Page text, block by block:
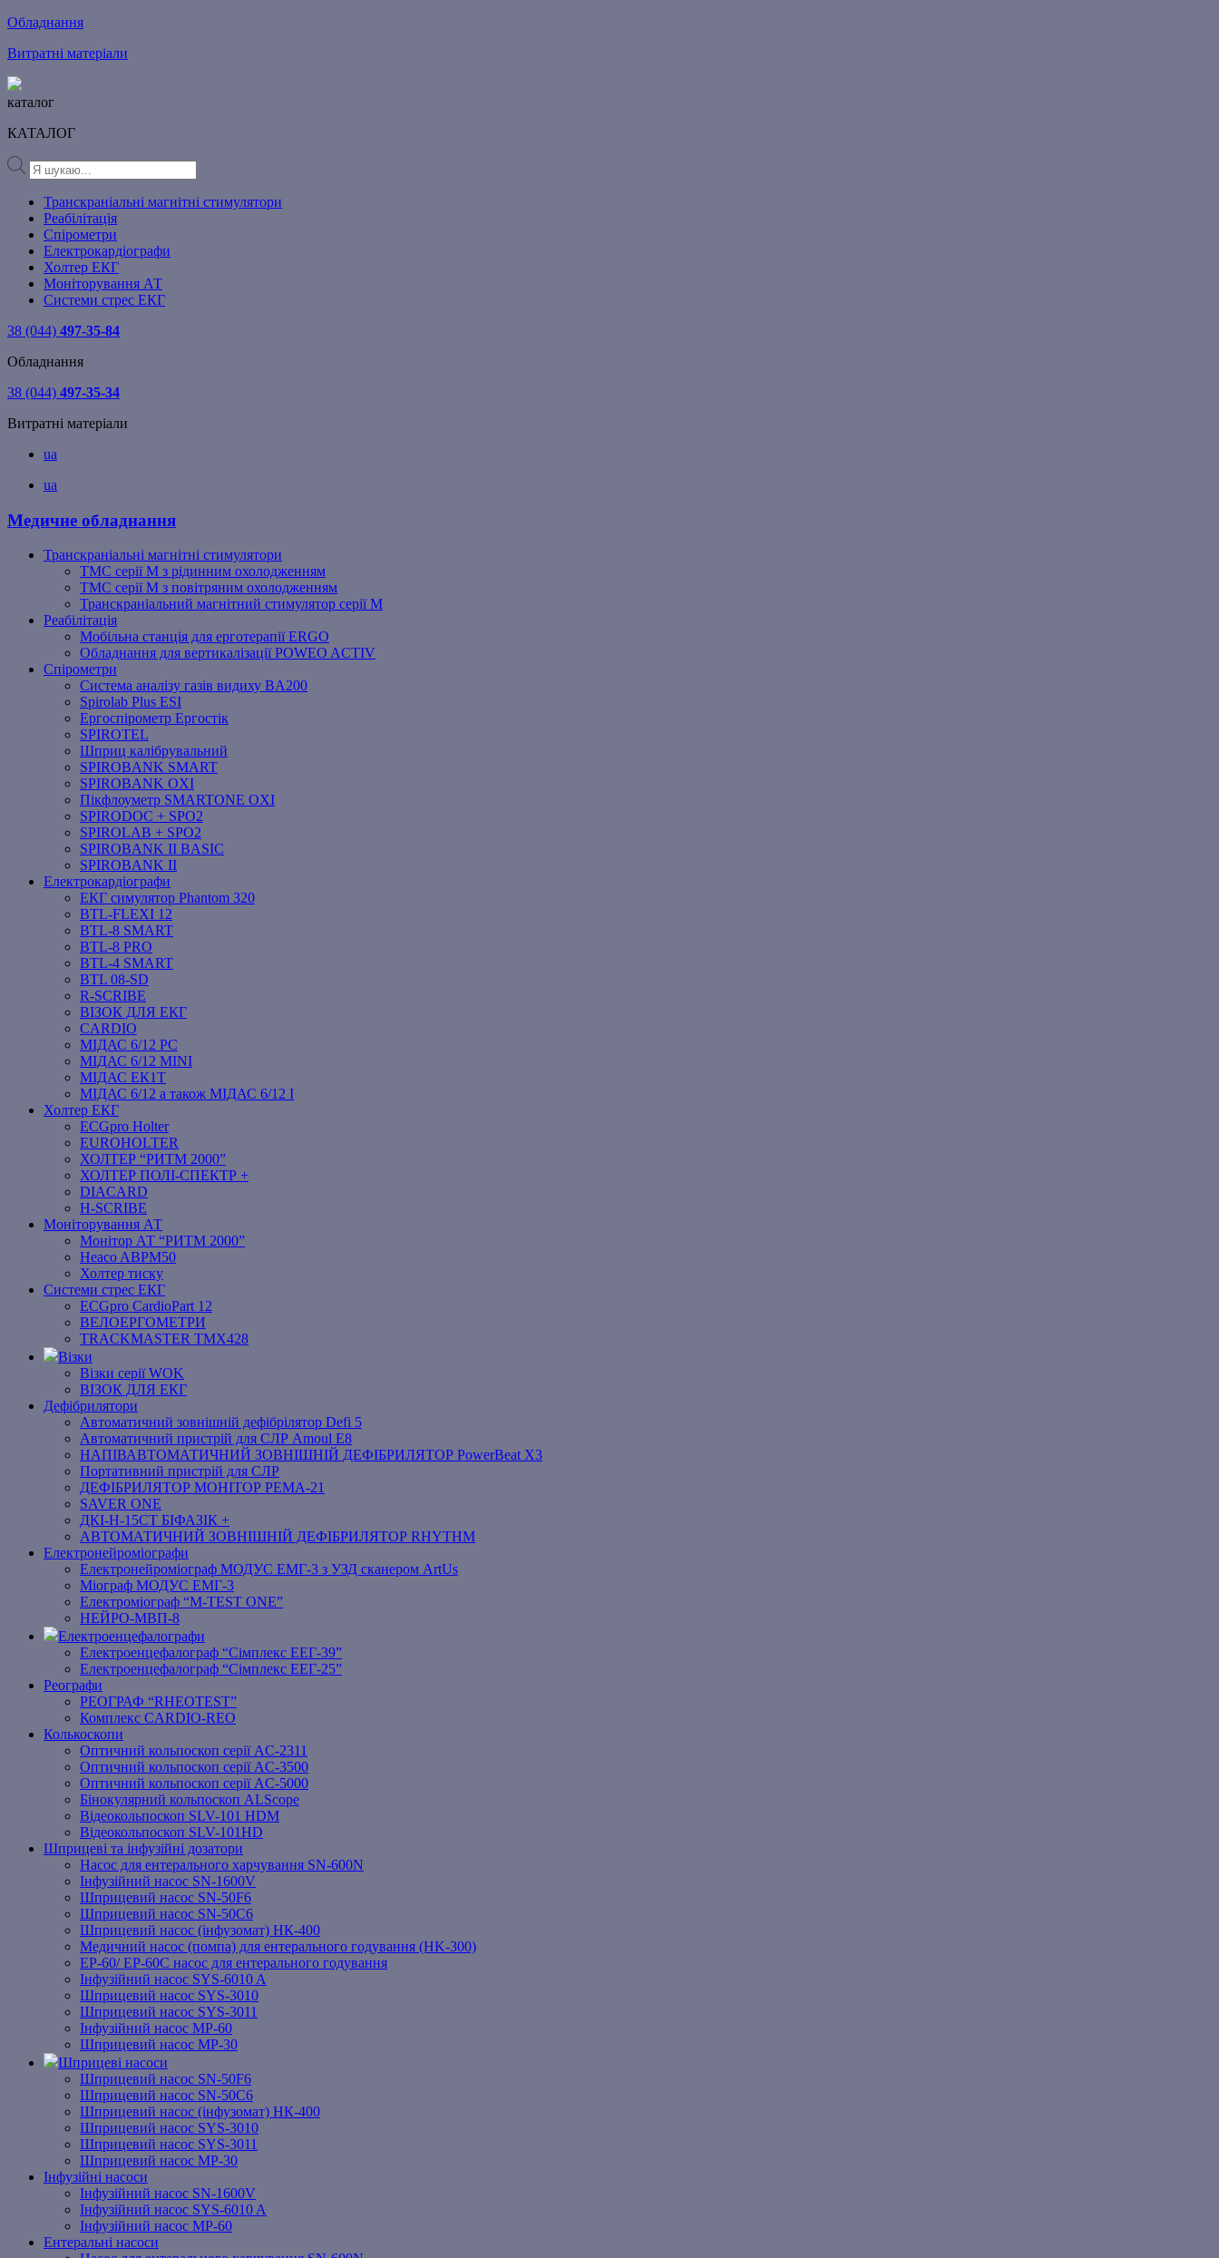
Обладнання
Витратні матеріали
каталог
КАТАЛОГ
Products
search
Транскраніальні магнітні стимулятори
Реабілітація
Спірометри
Електрокардіографи
Холтер ЕКГ
Моніторування АТ
Системи стрес ЕКГ
38 (044) 497-35-84
Обладнання
38 (044) 497-35-34
Витратні матеріали
ua
ua
Медичне обладнання
Транскраніальні магнітні стимулятори
ТМС серії M з рідинним охолодженням
ТМС серії M з повітряним охолодженням
Транскраніальний магнітний стимулятор серії M
Реабілітація
Мобільна станція для ерготерапії ERGO
Обладнання для вертикалізації POWEO ACTIV
Спірометри
Система аналізу газів видиху BA200
Spirolab Plus ESI
Ергоспірометр Ергостік
SPIROTEL
Шприц калібрувальний
SPIROBANK SMART
SPIROBANK OXI
Пікфлоуметр SMARTONE OXI
SPIRODOC + SPO2
SPIROLAB + SPO2
SPIROBANK II BASIC
SPIROBANK II
Електрокардіографи
ЕКГ симулятор Phantom 320
BTL-FLEXI 12
BTL-8 SMART
BTL-8 PRO
BTL-4 SMART
BTL 08-SD
R-SCRIBE
ВІЗОК ДЛЯ ЕКГ
CARDIO
МІДАС 6/12 PC
МІДАС 6/12 MINI
МІДАС ЕК1Т
МІДАС 6/12 а також МІДАС 6/12 І
Холтер ЕКГ
ECGpro Holter
EUROHOLTER
ХОЛТЕР “РИТМ 2000”
ХОЛТЕР ПОЛІ-СПЕКТР +
DIACARD
H-SCRIBE
Моніторування АТ
Монітор АТ “РИТМ 2000”
Heaco ABPM50
Холтер тиску
Системи стрес ЕКГ
ECGpro CardioPart 12
ВЕЛОЕРГОМЕТРИ
TRACKMASTER TMX428
Візки
Візки серії WOK
ВІЗОК ДЛЯ ЕКГ
Дефібрилятори
Автоматичний зовнішній дефібрілятор Defi 5
Автоматичний пристрій для СЛР Amoul E8
НАПІВАВТОМАТИЧНИЙ ЗОВНІШНІЙ ДЕФІБРИЛЯТОР PowerBeat X3
Портативний пристрій для СЛР
ДЕФІБРИЛЯТОР МОНІТОР РЕМА-21
SAVER ONE
ДКІ-Н-15СТ БІФАЗІК +
АВТОМАТИЧНИЙ ЗОВНІШНІЙ ДЕФІБРИЛЯТОР RHYTHM
Електронейроміографи
Електронейроміограф МОДУС ЕМГ-3 з УЗД сканером ArtUs
Міограф МОДУС ЕМГ-3
Електроміограф “M-TEST ONE”
НЕЙРО-МВП-8
Електроенцефалографи
Електроенцефалограф “Сімплекс ЕЕГ-39”
Електроенцефалограф “Сімплекс ЕЕГ-25”
Реографи
РЕОГРАФ “RHEOTEST”
Комплекс CARDIO-REO
Колькоскопи
Оптичний кольпоскоп серії AC-2311
Оптичний кольпоскоп серії AC-3500
Оптичний кольпоскоп серії AC-5000
Бінокулярний кольпоскоп ALScope
Відеокольпоскоп SLV-101 HDM
Відеокольпоскоп SLV-101HD
Шприцеві та інфузійні дозатори
Насос для ентерального харчування SN-600N
Інфузійний насос SN-1600V
Шприцевий насос SN-50F6
Шприцевий насос SN-50C6
Шприцевий насос (інфузомат) НК-400
Медичний насос (помпа) для ентерального годування (HK-300)
EP-60/ EP-60C насос для ентерального годування
Інфузійний насос SYS-6010 A
Шприцевий насос SYS-3010
Шприцевий насос SYS-3011
Інфузійний насос MP-60
Шприцевий насос MP-30
Шприцеві насоси
Шприцевий насос SN-50F6
Шприцевий насос SN-50C6
Шприцевий насос (інфузомат) НК-400
Шприцевий насос SYS-3010
Шприцевий насос SYS-3011
Шприцевий насос MP-30
Інфузійні насоси
Інфузійний насос SN-1600V
Інфузійний насос SYS-6010 A
Інфузійний насос MP-60
Ентеральні насоси